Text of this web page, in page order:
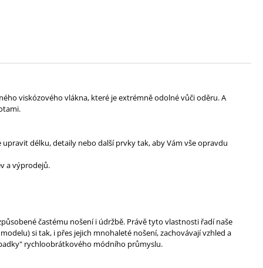
viskózového vlákna, které je extrémně odolné vůči oděru. A
délku, detaily nebo další prvky tak, aby Vám vše opravdu
a výprodejů.
častému nošení i údržbě. Právě tyto vlastnosti řadí naše
si tak, i přes jejich mnohaleté nošení, zachovávají vzhled a
rychloobrátkového módního průmyslu.